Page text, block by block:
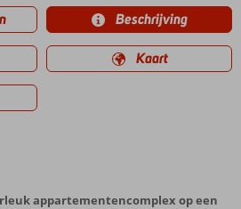
Beschrijving
Kaart
appartementencomplex op een